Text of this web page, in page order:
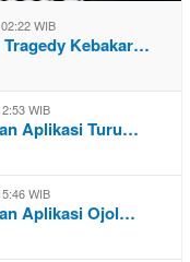
WIB
Tragedy Kebakar…
WIB
Aplikasi Turu…
WIB
Aplikasi Ojol…